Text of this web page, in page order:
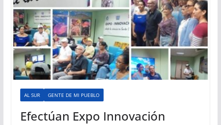
AL SUR GENTE DE MI PUEBLO
Efectúan Expo Innovación